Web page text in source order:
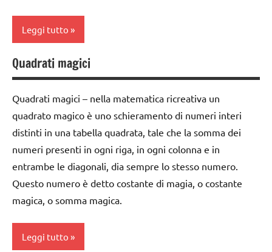
sottrazione
TUTTI GLI
PER ETA'
ARTICOLI
classe
DOWNLOAD
MATEMATICA
materiale
didattico
quadrati
magici
sottrazione
ARGOMENTI
Leggi tutto
addizione
1a
classe
classe
DOWNLOAD
matematica
Quadrati magici
Quadrati magici – nella matematica ricreativa un
quadrato magico è uno schieramento di numeri interi
distinti in una tabella quadrata, tale che la somma dei
numeri presenti in ogni riga, in ogni colonna e in
entrambe le diagonali, dia sempre lo stesso numero.
Questo numero è detto costante di magia, o costante
magica, o somma magica.
Leggi tutto